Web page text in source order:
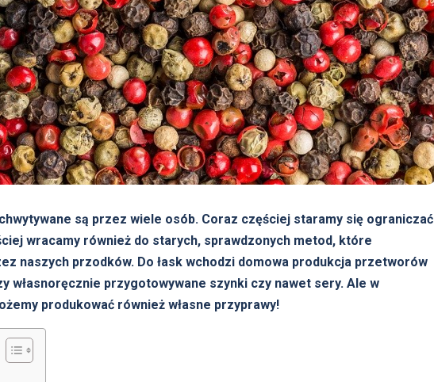
są przez wiele osób. Coraz częściej staramy się ograniczać
wracamy również do starych, sprawdzonych metod, które
naszych przodków. Do łask wchodzi domowa produkcja przetworów
własnoręcznie przygotowywane szynki czy nawet sery. Ale w
produkować również własne przyprawy!